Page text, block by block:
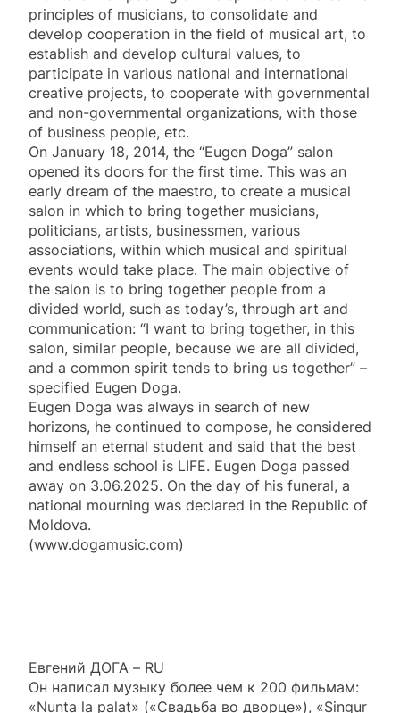
principles of musicians, to consolidate and
develop cooperation in the field of musical art, to
establish and develop cultural values, to
participate in various national and international
creative projects, to cooperate with governmental
and non-governmental organizations, with those
of business people, etc.
On January 18, 2014, the “Eugen Doga” salon
opened its doors for the first time. This was an
early dream of the maestro, to create a musical
salon in which to bring together musicians,
politicians, artists, businessmen, various
associations, within which musical and spiritual
events would take place. The main objective of
the salon is to bring together people from a
divided world, such as today’s, through art and
communication: “I want to bring together, in this
salon, similar people, because we are all divided,
and a common spirit tends to bring us together” –
specified Eugen Doga.
Eugen Doga was always in search of new
horizons, he continued to compose, he considered
himself an eternal student and said that the best
and endless school is LIFE. Eugen Doga passed
away on 3.06.2025. On the day of his funeral, a
national mourning was declared in the Republic of
Moldova.
(www.dogamusic.com)
Евгений ДОГА – RU
Он написал музыку более чем к 200 фильмам:
«Nunta la palat» («Свадьба во дворце»), «Singur